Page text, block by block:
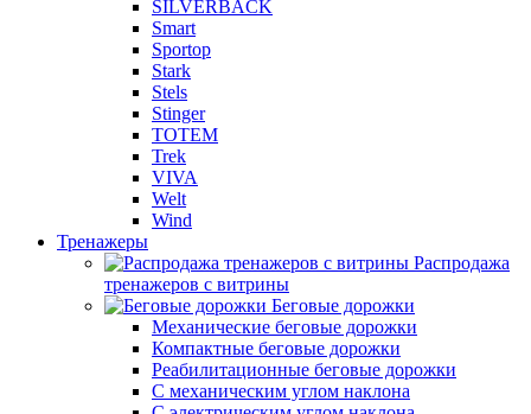
SILVERBACK
Smart
Sportop
Stark
Stels
Stinger
TOTEM
Trek
VIVA
Welt
Wind
Тренажеры
Распродажа
тренажеров с витрины
Беговые дорожки
Механические беговые дорожки
Компактные беговые дорожки
Реабилитационные беговые дорожки
С механическим углом наклона